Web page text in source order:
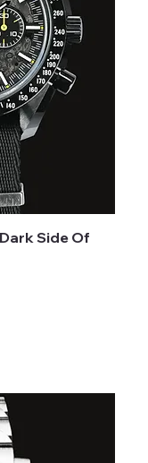
Side Of